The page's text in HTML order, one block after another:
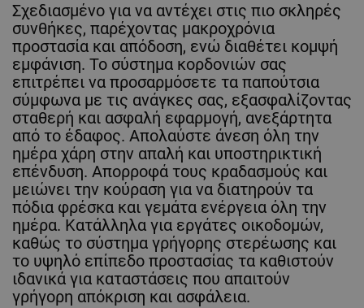
Σχεδιασμένο για να αντέχει στις πιο σκληρές
συνθήκες, παρέχοντας μακροχρόνια
προστασία και απόδοση, ενώ διαθέτει κομψή
εμφάνιση. Το σύστημα κορδονιών σας
επιτρέπει να προσαρμόσετε τα παπούτσια
σύμφωνα με τις ανάγκες σας, εξασφαλίζοντας
σταθερή και ασφαλή εφαρμογή, ανεξάρτητα
από το έδαφος. Απολαύστε άνεση όλη την
ημέρα χάρη στην απαλή και υποστηρικτική
επένδυση. Απορροφά τους κραδασμούς και
μειώνει την κούραση για να διατηρούν τα
πόδια φρέσκα και γεμάτα ενέργεια όλη την
ημέρα. Κατάλληλα για εργάτες οικοδομών,
καθώς το σύστημα γρήγορης στερέωσης και
το υψηλό επίπεδο προστασίας τα καθιστούν
ιδανικά για καταστάσεις που απαιτούν
γρήγορη απόκριση και ασφάλεια.